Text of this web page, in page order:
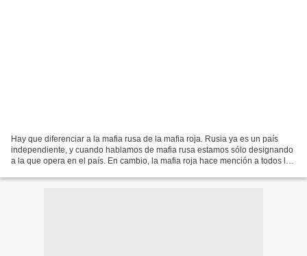
Hay que diferenciar a la mafia rusa de la mafia roja. Rusia ya es un país
independiente, y cuando hablamos de mafia rusa estamos sólo designando
a la que opera en el país. En cambio, la mafia roja hace mención a todos los